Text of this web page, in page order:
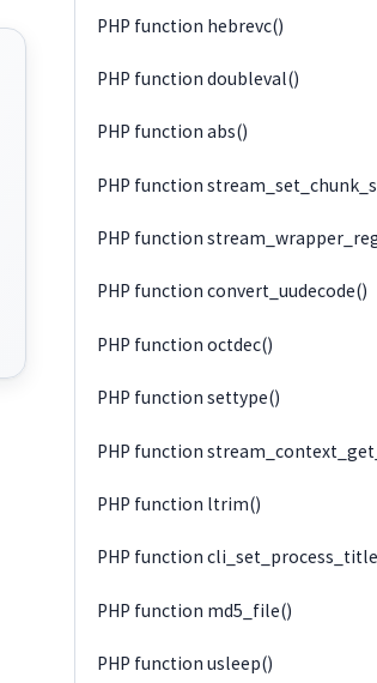
PHP function hebrevc()
PHP function doubleval()
PHP function abs()
PHP function
PHP function
PHP function convert_uudecode()
PHP function octdec()
PHP function settype()
PHP function
PHP function ltrim()
PHP function
PHP function md5_file()
PHP function usleep()